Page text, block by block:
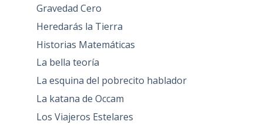
Gravedad Cero
Heredarás la Tierra
Historias Matemáticas
La bella teoría
La esquina del pobrecito hablador
La katana de Occam
Los Viajeros Estelares